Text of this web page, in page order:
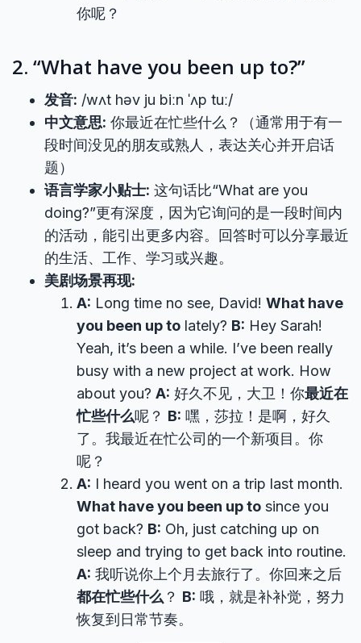
你呢？
2. “What have you been up to?”
发音: /wʌt həv ju biːn ˈʌp tuː/
中文意思: 你最近在忙些什么？（通常用于有一
段时间没见的朋友或熟人，表达关心并开启话
题）
语言学家小贴士: 这句话比“What are you
doing?”更有深度，因为它询问的是一段时间内
的活动，能引出更多内容。回答时可以分享最近
的生活、工作、学习或兴趣。
美剧场景再现:
A: Long time no see, David! What have
you been up to lately? B: Hey Sarah!
Yeah, it’s been a while. I’ve been really
busy with a new project at work. How
about you? A: 好久不见，大卫！你最近在
忙些什么呢？ B: 嘿，莎拉！是啊，好久
了。我最近在忙公司的一个新项目。你
呢？
A: I heard you went on a trip last month.
What have you been up to since you
got back? B: Oh, just catching up on
sleep and trying to get back into routine.
A: 我听说你上个月去旅行了。你回来之后
都在忙些什么 ？ B: 哦，就是补补觉，努力
恢复到日常节奏。